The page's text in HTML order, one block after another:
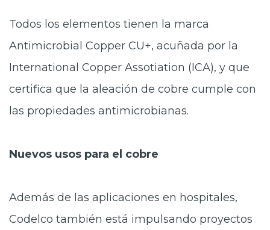
Todos los elementos tienen la marca
Antimicrobial Copper CU+, acuñada por la
International Copper Assotiation (ICA), y que
certifica que la aleación de cobre cumple con
las propiedades antimicrobianas.
Nuevos usos para el cobre
Además de las aplicaciones en hospitales,
Codelco también está impulsando proyectos